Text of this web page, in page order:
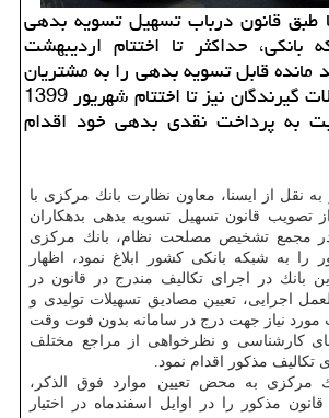
طبق قانون درباب تسهیل تسویه بدهی
بانكی، حداكثر تا اختتام اردیبهشت
مانده قابل تسویه بدهی را به مشتریان
اعلام كنند و تسهیلات گیرندگان نیز تا اختتام شهریور 1399
به پرداخت نقدی بدهی خود اقدام
نقل از ایسنا، معاون نظارت بانك مركزی با
تصویب قانون تسهیل تسویه بدهی بدهكاران
مجمع تشخیص مصلحت نظام، بانك مركزی
را به شبكه بانكی كشور ابلاغ نمود، اظهار
بانك در اجرای تكالیف مندرج در قانون در
اجرایی، تعیین مصادیق تسهیلات تولیدی و
مورد نیاز جهت درج در سامانه بدون فوت وقت
كارشناسی و نظرخواهی از مراجع مختلف
مذكور اقدام نمود.
مركزی به محض تعیین موارد فوق الذكر،
مذكور را در اوایل اسفندماه در اختیار